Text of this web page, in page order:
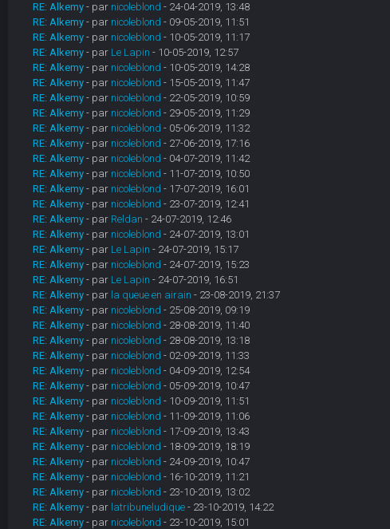
RE: Alkemy - par nicoleblond - 24-04-2019, 13:48
RE: Alkemy - par nicoleblond - 09-05-2019, 11:51
RE: Alkemy - par nicoleblond - 10-05-2019, 11:17
RE: Alkemy - par Le Lapin - 10-05-2019, 12:57
RE: Alkemy - par nicoleblond - 10-05-2019, 14:28
RE: Alkemy - par nicoleblond - 15-05-2019, 11:47
RE: Alkemy - par nicoleblond - 22-05-2019, 10:59
RE: Alkemy - par nicoleblond - 29-05-2019, 11:29
RE: Alkemy - par nicoleblond - 05-06-2019, 11:32
RE: Alkemy - par nicoleblond - 27-06-2019, 17:16
RE: Alkemy - par nicoleblond - 04-07-2019, 11:42
RE: Alkemy - par nicoleblond - 11-07-2019, 10:50
RE: Alkemy - par nicoleblond - 17-07-2019, 16:01
RE: Alkemy - par nicoleblond - 23-07-2019, 12:41
RE: Alkemy - par Reldan - 24-07-2019, 12:46
RE: Alkemy - par nicoleblond - 24-07-2019, 13:01
RE: Alkemy - par Le Lapin - 24-07-2019, 15:17
RE: Alkemy - par nicoleblond - 24-07-2019, 15:23
RE: Alkemy - par Le Lapin - 24-07-2019, 16:51
RE: Alkemy - par la queue en airain - 23-08-2019, 21:37
RE: Alkemy - par nicoleblond - 25-08-2019, 09:19
RE: Alkemy - par nicoleblond - 28-08-2019, 11:40
RE: Alkemy - par nicoleblond - 28-08-2019, 13:18
RE: Alkemy - par nicoleblond - 02-09-2019, 11:33
RE: Alkemy - par nicoleblond - 04-09-2019, 12:54
RE: Alkemy - par nicoleblond - 05-09-2019, 10:47
RE: Alkemy - par nicoleblond - 10-09-2019, 11:51
RE: Alkemy - par nicoleblond - 11-09-2019, 11:06
RE: Alkemy - par nicoleblond - 17-09-2019, 13:43
RE: Alkemy - par nicoleblond - 18-09-2019, 18:19
RE: Alkemy - par nicoleblond - 24-09-2019, 10:47
RE: Alkemy - par nicoleblond - 16-10-2019, 11:21
RE: Alkemy - par nicoleblond - 23-10-2019, 13:02
RE: Alkemy - par latribuneludique- 23-10-2019, 14:22
RE: Alkemy - par nicoleblond - 23-10-2019, 15:01